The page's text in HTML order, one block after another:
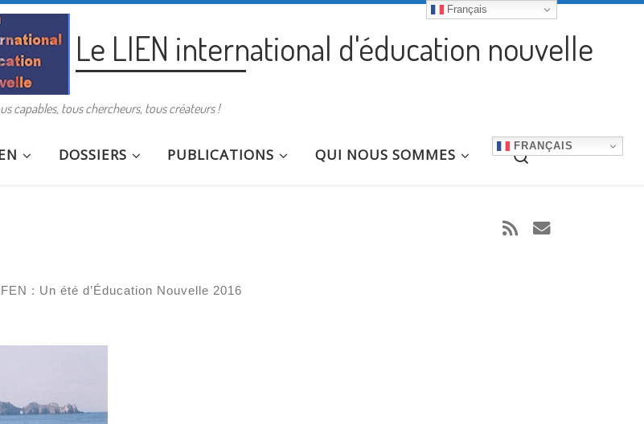
Le LIEN international d'éducation nouvelle
capables, tous chercheurs, tous créateurs !
DOSSIERS PUBLICATIONS QUI NOUS SOMMES FRANÇAIS
Search
: Un été d’Éducation Nouvelle 2016
Français